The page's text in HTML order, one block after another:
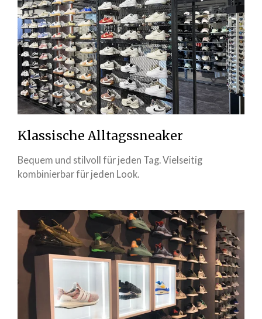
Klassische Alltagssneaker
Bequem und stilvoll für jeden Tag. Vielseitig
kombinierbar für jeden Look.